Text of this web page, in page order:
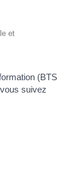
et
(BTS
suivez